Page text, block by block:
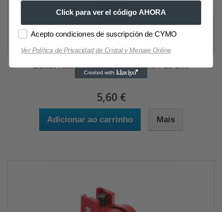
Belllet reta de borracha Ø 12 cm. / 30 cm.
5,60 €
Adicionar ao carrinho Mais
Click para ver el código AHORA
Acepto condiciones de suscripción de CYMO
Ver Política de Privacidad de Cristal y Menaje Online